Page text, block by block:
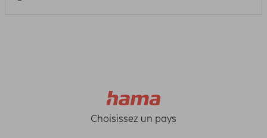
Choisissez un pays